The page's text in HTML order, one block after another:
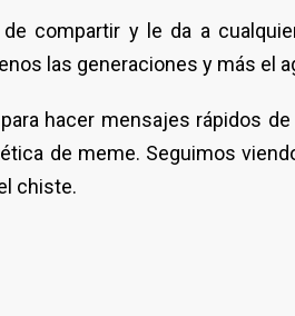
compartir y le da a
las generaciones y más el
hacer mensajes rápidos
de meme. Seguimos
chiste.